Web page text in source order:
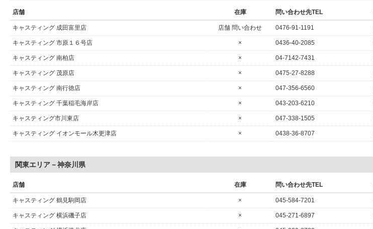
店舗 在庫 問い合わせ先TEL
キャスティング 成田富里店 店舗 問い合わせ 0476-91-1191
キャスティング 市原１６号店 × 0436-40-2085
キャスティング 南柏店 × 04-7142-7431
キャスティング 茂原店 × 0475-27-8288
キャスティング 南行徳店 × 047-356-6560
キャスティング 千葉稲毛海岸店 × 043-203-6210
キャスティング市川東店 × 047-338-1505
キャスティング イオンモール木更津店 × 0438-36-8707
関東エリア－神奈川県
店舗 在庫 問い合わせ先TEL
キャスティング 鶴見駒岡店 × 045-584-7201
キャスティング 横浜磯子店 × 045-271-6897